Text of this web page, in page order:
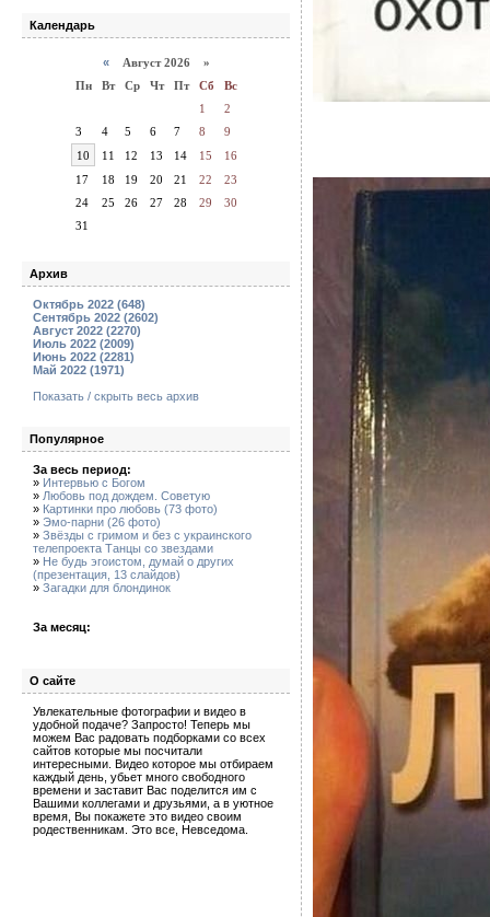
Календарь
« Август 2026 »
Пн
Вт Ср Чт Пт Сб
Вс
1
2
3
4 5 6 7 8
9
10
11 12 13 14 15
16
17
18 19 20 21 22
23
24
25 26 27 28 29
30
31
Архив
Октябрь 2022 (648)
Сентябрь 2022 (2602)
Август 2022 (2270)
Июль 2022 (2009)
Июнь 2022 (2281)
Май 2022 (1971)
Показать / скрыть весь архив
Популярное
За весь период:
» Интервью с Богом
» Любовь под дождем. Советую
» Картинки про любовь (73 фото)
» Эмо-парни (26 фото)
» Звёзды с гримом и без с украинского
телепроекта Танцы со звездами
» Не будь эгоистом, думай о других
(презентация, 13 слайдов)
» Загадки для блондинок
За месяц:
О сайте
Увлекательные фотографии и видео в
удобной подаче? Запросто! Теперь мы
можем Вас радовать подборками со всех
сайтов которые мы посчитали
интересными. Видео которое мы отбираем
каждый день, убьет много свободного
времени и заставит Вас поделится им с
Вашими коллегами и друзьями, а в уютное
время, Вы покажете это видео своим
родественникам. Это все, Невседома.